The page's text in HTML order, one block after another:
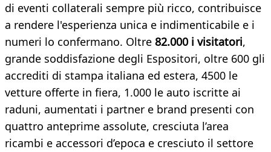
di eventi collaterali sempre più ricco, contribuisce
a rendere l'esperienza unica e indimenticabile e i
numeri lo confermano. Oltre 82.000 i visitatori,
grande soddisfazione degli Espositori, oltre 600 gli
accrediti di stampa italiana ed estera, 4500 le
vetture offerte in fiera, 1.000 le auto iscritte ai
raduni, aumentati i partner e brand presenti con
quattro anteprime assolute, cresciuta l’area
ricambi e accessori d’epoca e cresciuto il settore